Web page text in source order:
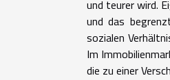
und teurer wird.
und das
sozialen
Im
die zu einer